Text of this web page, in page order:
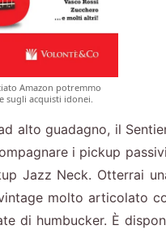
Amazon potremmo
sugli acquisti idonei.
alto guadagno, il
i pickup
Jazz Neck. Otterrai
molto articolato
di humbucker. È